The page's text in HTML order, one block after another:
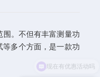
围。不但有丰富测量功
多个方面，是一款功